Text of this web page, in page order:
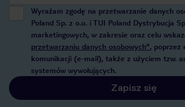
Wyrażam zgodę na przetwarzanie danych
Poland Sp. z o.o. i TUI Poland Dystrybucja
marketingowych, w zakresie oraz celu
przetwarzaniu danych osobowych”, poprzez
komunikacji (e-mail), także z użyciem tzw.
systemów wywołujących.
Zapisz się